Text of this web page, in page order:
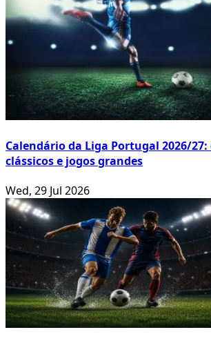
Calendário da Liga Portugal 2026/
clássicos e jogos grandes
Wed, 29 Jul 2026